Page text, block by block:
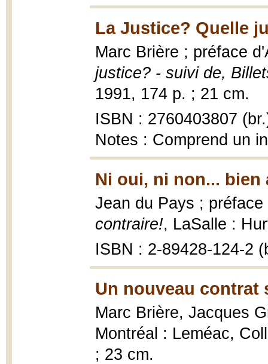
La Justice? Quelle
Marc Brière ; préface
justice? - suivi de,
1991, 174 p. ; 21 cm.
ISBN : 2760403807
Notes : Comprend un
Ni oui, ni non... bien
Jean du Pays ;
contraire!, LaSalle :
ISBN : 2-89428-124-2
Un nouveau contrat
Marc Brière, Jacques
Montréal : Leméac,
; 23 cm.